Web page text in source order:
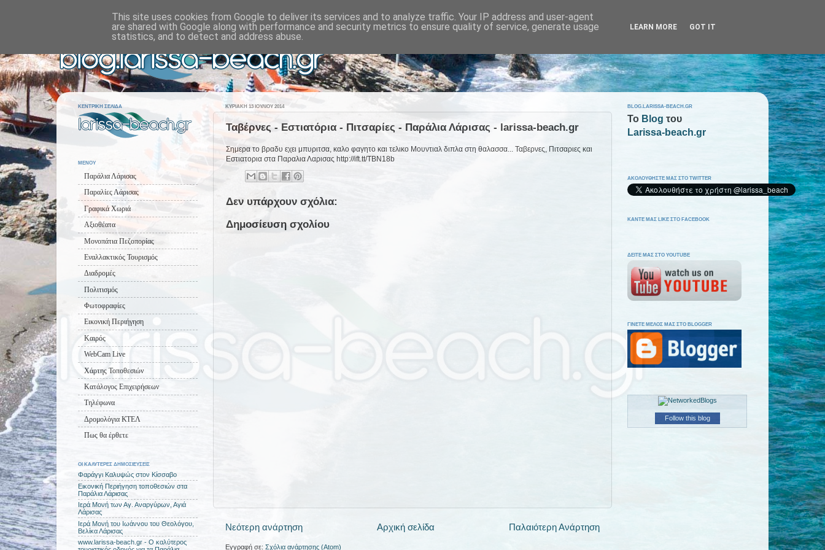
ΚΥΡΙΑΚΉ 13 ΙΟΥΛΊΟΥ 2014
Ταβέρνες - Εστιατόρια - Πιτσαρίες - Παράλια Λάρισας - larissa-beach.gr
Σημερα το βραδυ εχει μπυριτσα, καλο φαγητο και τελικο Μουντιαλ διπλα στη θαλασσα... Ταβερνες, Πιτσαριες και
Εστιατορια στα Παραλια Λαρισας http://ift.tt/TBN18b
Δεν υπάρχουν σχόλια:
Δημοσίευση σχολίου
Νεότερη ανάρτηση Παλαιότερη Ανάρτηση
Αρχική σελίδα
Εγγραφή σε: Σχόλια ανάρτησης (Atom)
ΚΕΝΤΡΙΚΗ ΣΕΛΙΔΑ
ΜΕΝΟΥ
Παράλια Λάρισας
Παραλίες Λάρισας
Γραφικά Χωριά
Αξιοθέατα
Μονοπάτια Πεζοπορίας
Εναλλακτικός Τουρισμός
Διαδρομές
Πολιτισμός
Φωτοφραφίες
Εικονική Περιήγηση
Καιρός
WebCam Live
Χάρτης Τοποθεσιών
Κατάλογος Επιχειρήσεων
Τηλέφωνα
Δρομολόγια ΚΤΕΛ
Πως θα έρθετε
ΟΙ ΚΑΛΥΤΕΡΕΣ ΔΗΜΟΣΙΕΥΣΕΙΣ
Φαράγγι Καλυψώς στον Κίσσαβο
Εικονική Περιήγηση τοποθεσιών στα
Παράλια Λάρισας
Ιερά Μονή των Αγ. Αναργύρων, Αγιά
Λάρισας
Ιερά Μονή του Ιωάννου του Θεολόγου,
Βελίκα Λάρισας
www.larissa-beach.gr - Ο καλύτερος
BLOG.LARISSA-BEACH.GR
To Blog του
Larissa-beach.gr
ΑΚΟΛΟΥΘΗΣΤΕ ΜΑΣ ΣΤΟ TWITTER
ΚΑΝΤΕ ΜΑΣ LIKE ΣΤΟ FACEBOOK
ΔΕΙΤΕ ΜΑΣ ΣΤΟ YOUTUBE
ΓΙΝΕΤΕ ΜΕΛΟΣ ΜΑΣ ΣΤΟ BLOGGER
Follow this blog
This site uses cookies from Google to deliver its services and to analyze traffic. Your IP address and user-agent
are shared with Google along with performance and security metrics to ensure quality of service, generate usage
statistics, and to detect and address abuse.
LEARN MORE GOT IT